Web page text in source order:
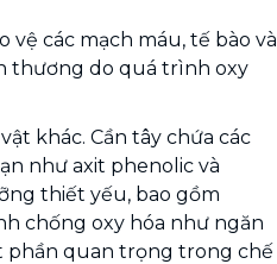
vệ các mạch máu, tế bào và
thương do quá trình oxy
khác. Cần tây chứa các
như axit phenolic và
thiết yếu, bao gồm
chống oxy hóa như ngăn
phần quan trọng trong chế